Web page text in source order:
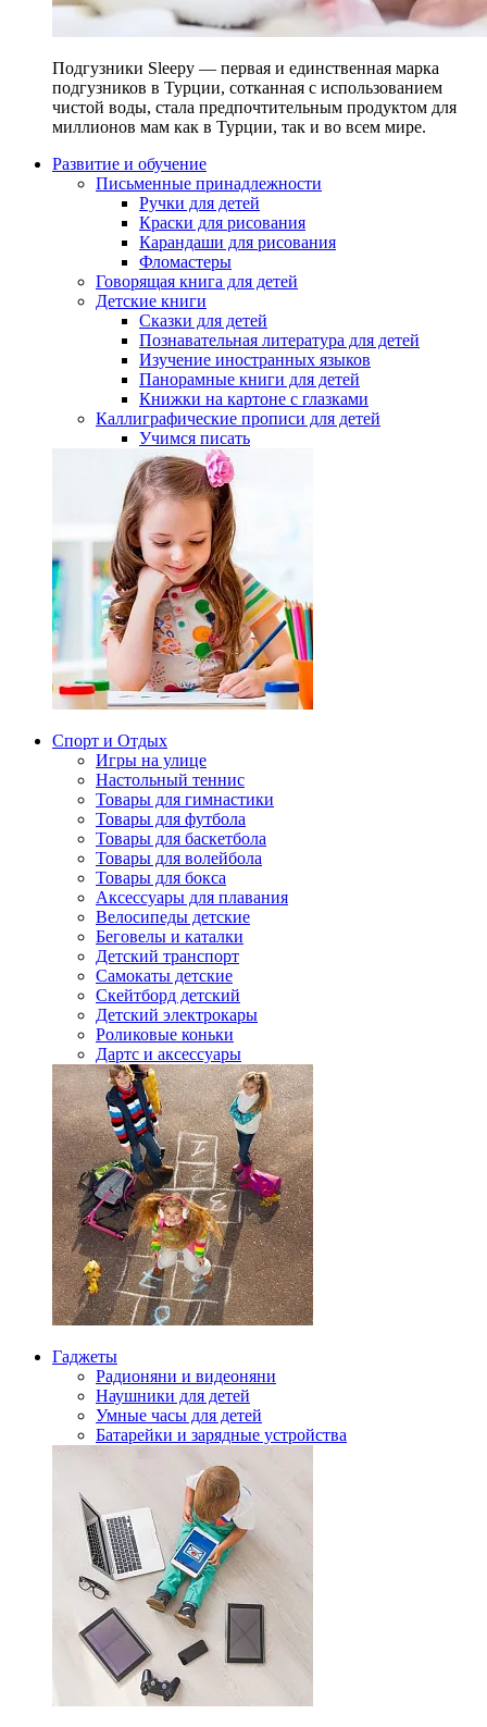
Подгузники Sleepy — первая и единственная марка
подгузников в Турции, сотканная с использованием
чистой воды, стала предпочтительным продуктом для
миллионов мам как в Турции, так и во всем мире.
Развитие и обучение
Письменные принадлежности
Ручки для детей
Краски для рисования
Карандаши для рисования
Фломастеры
Говорящая книга для детей
Детские книги
Сказки для детей
Познавательная литература для детей
Изучение иностранных языков
Панорамные книги для детей
Книжки на картоне с глазками
Каллиграфические прописи для детей
Учимся писать
Спорт и Отдых
Игры на улице
Настольный теннис
Товары для гимнастики
Товары для футбола
Товары для баскетбола
Товары для волейбола
Товары для бокса
Аксессуары для плавания
Велосипеды детские
Беговелы и каталки
Детский транспорт
Самокаты детские
Скейтборд детский
Детский электрокары
Роликовые коньки
Дартс и аксессуары
Гаджеты
Радионяни и видеоняни
Наушники для детей
Умные часы для детей
Батарейки и зарядные устройства